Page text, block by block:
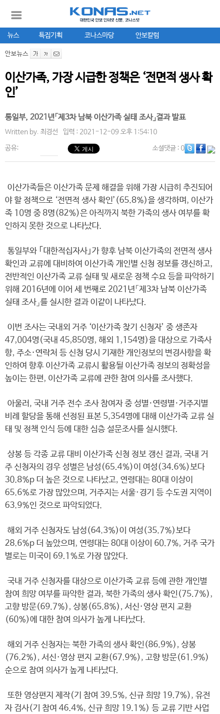
뉴스 특집기획 코나스마당 안보칼럼
안보뉴스
이산가족, 가장 시급한 정책은 ‘전면적 생사 확
인’
통일부, 2021년「제3차 남북 이산가족 실태 조사」결과 발표
Written by. 최경선 입력 : 2021-12-09 오후 1:54:10
공유: 소셜댓글: 0
이산가족들은 이산가족 문제 해결을 위해 가장 시급히 추진되어
야 할 정책으로 ‘전면적 생사 확인’(65.8%)을 생각하며, 이산가
족 10명 중 8명(82%)은 아직까지 북한 가족의 생사 여부를 확
인하지 못한 것으로 나타났다.
통일부와 ｢대한적십자사｣가 향후 남북 이산가족의 전면적 생사
확인과 교류에 대비하여 이산가족 개인별 신청 정보를 갱신하고,
전반적인 이산가족 교류 실태 및 새로운 정책 수요 등을 파악하기
위해 2016년에 이어 세 번째로 2021년「제3차 남북 이산가족
실태 조사」를 실시한 결과 이같이 나타났다.
이번 조사는 국내외 거주 ‘이산가족 찾기 신청자’ 중 생존자
47,004명(국내 45,850명, 해외 1,154명)을 대상으로 가족사
항, 주소·연락처 등 신청 당시 기재한 개인정보의 변경사항을 확
인하여 향후 이산가족 교류시 활용될 이산가족 정보의 정확성을
높이는 한편, 이산가족 교류에 관한 참여 의사를 조사했다.
아울러, 국내 거주 전수 조사 참여자 중 성별·연령별·거주지별
비례 할당을 통해 선정된 표본 5,354명에 대해 이산가족 교류 실
태 및 정책 인식 등에 대한 심층 설문조사를 실시했다.
상봉 등 각종 교류 대비 이산가족 신청 정보 갱신 결과, 국내 거
주 신청자의 경우 성별은 남성(65.4%)이 여성(34.6%)보다
30.8%p 더 높은 것으로 나타났고, 연령대는 80대 이상이
65.6%로 가장 많았으며, 거주지는 서울·경기 등 수도권 지역이
63.9%인 것으로 파악되었다.
해외 거주 신청자도 남성(64.3%)이 여성(35.7%)보다
28.6%p 더 높았으며, 연령대는 80대 이상이 60.7%, 거주 국가
별로는 미국이 69.1%로 가장 많았다.
국내 거주 신청자를 대상으로 이산가족 교류 등에 관한 개인별
참여 희망 여부를 파악한 결과, 북한 가족의 생사 확인(75.7%),
고향 방문(69.7%), 상봉(65.8%), 서신·영상 편지 교환
(60%)에 대한 참여 의사가 높게 나타났다.
해외 거주 신청자는 북한 가족의 생사 확인(86.9%), 상봉
(76.2%), 서신·영상 편지 교환(67.9%), 고향 방문(61.9%)
순으로 참여 의사가 높게 나타났다.
또한 영상편지 제작(기 참여 39.5%, 신규 희망 19.7%), 유전
자 검사(기 참여 46.4%, 신규 희망 19.1%) 등 교류 기반 사업